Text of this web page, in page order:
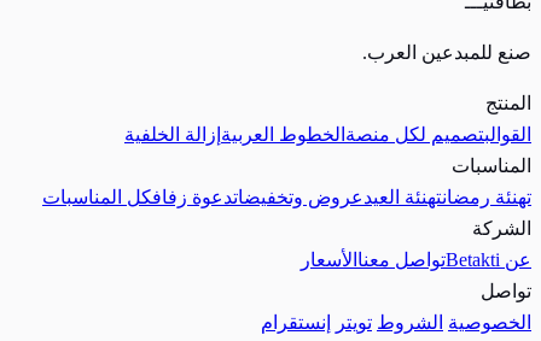
صنع للمبدعين العرب.
المنتج
القوالبتصميم لكل منصة الخطوط العربية إزالة الخلفية
المناسبات
تهنئة رمضانتهنئة العيدعروض وتخفيضاتدعوة زفافكل المناسبات
الشركة
عن Betakti
تواصل معنا الأسعار
تواصل
الخصوصية الشروط تويتر إنستقرام